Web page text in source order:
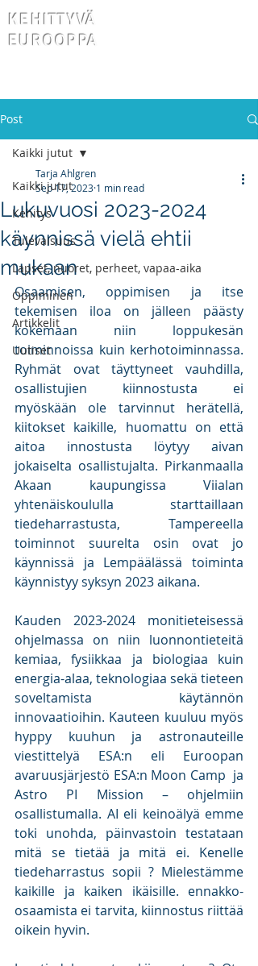
KEHITTYVÄ
EUROOPPA
Post
Kaikki jutut
Kehitys
Tulevaisuus
Lapset, nuoret, perheet, vapaa-aika
Oppiminen
Artikkelit
Uutiset
Kaikki jutut
Lukuvuosi 2023-2024
käynnissä vielä ehtii
mukaan
Tarja Ahlgren
Sep 17, 2023 1 min read
Osaamisen, oppimisen ja itse
tekemisen iloa on jälleen päästy
kokemaan niin loppukesän
toiminnoissa kuin kerhotoiminnassa.
Ryhmät ovat täyttyneet vauhdilla,
osallistujien kiinnostusta ei
myöskään ole tarvinnut herätellä,
kiitokset kaikille, huomattu on että
aitoa innostusta löytyy aivan
jokaiselta osallistujalta. Pirkanmaalla
Akaan kaupungissa Viialan
yhtenäiskoululla starttaillaan
tiedeharrastusta, Tampereella
toiminnot suurelta osin ovat jo
käynnissä ja Lempäälässä toiminta
käynnistyy syksyn 2023 aikana.
Kauden 2023-2024 monitieteisessä
ohjelmassa on niin luonnontieteitä
kemiaa, fysiikkaa ja biologiaa kuin
energia-alaa, teknologiaa sekä tieteen
soveltamista käytännön
innovaatioihin. Kauteen kuuluu myös
hyppy kuuhun ja astronauteille
viestittelyä ESA:n eli Euroopan
avaruusjärjestö ESA:n Moon Camp  ja
Astro PI Mission – ohjelmiin
osallistumalla. AI eli keinoälyä emme
toki unohda, päinvastoin testataan
mitä se tietää ja mitä ei. Kenelle
tiedeharrastus sopii ? Mielestämme
kaikille ja kaiken ikäisille. ennakko-
osaamista ei tarvita, kiinnostus riittää
oikein hyvin.